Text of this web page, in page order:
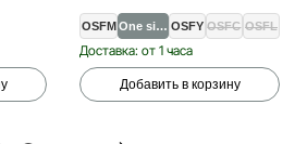
OSFM One si… OSFY OSFC OSFL
Доставка: от 1 часа
Добавить в корзину